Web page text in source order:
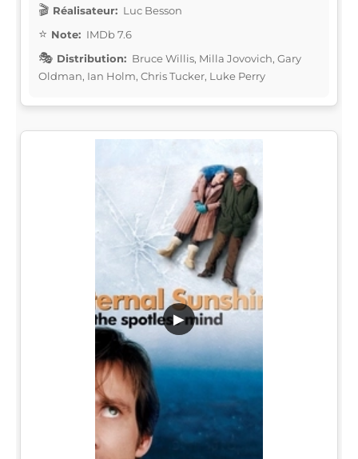
Réalisateur: Luc Besson
Note: IMDb 7.6
Distribution: Bruce Willis, Milla Jovovich, Gary
Oldman, Ian Holm, Chris Tucker, Luke Perry
▶